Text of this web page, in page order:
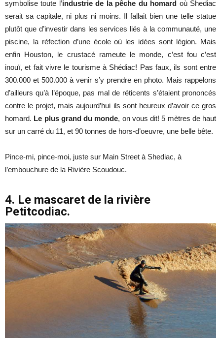
symbolise toute l’industrie de la pêche du homard où Shediac
serait sa capitale, ni plus ni moins. Il fallait bien une telle statue
plutôt que d’investir dans les services liés à la communauté, une
piscine, la réfection d’une école où les idées sont légion. Mais
enfin Houston, le crustacé rameute le monde, c’est fou c’est
inouï, et fait vivre le tourisme à Shédiac! Pas faux, ils sont entre
300.000 et 500.000 à venir s’y prendre en photo. Mais rappelons
d’ailleurs qu’à l’époque, pas mal de réticents s’étaient prononcés
contre le projet, mais aujourd’hui ils sont heureux d’avoir ce gros
homard. Le plus grand du monde, on vous dit! 5 mètres de haut
sur un carré du 11, et 90 tonnes de hors-d’oeuvre, une belle bête.
Pince-mi, pince-moi, juste sur Main Street à Shediac, à
l’embouchure de la Rivière Scoudouc.
4. Le mascaret de la rivière
Petitcodiac.